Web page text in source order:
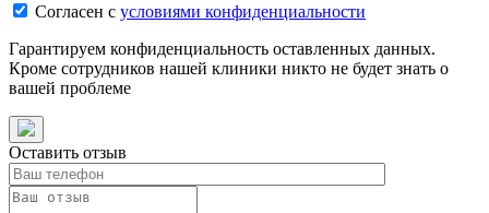
Согласен с условиями конфиденциальности
Гарантируем конфиденциальность оставленных данных.
Кроме сотрудников нашей клиники никто не будет знать о
вашей проблеме
Оставить отзыв